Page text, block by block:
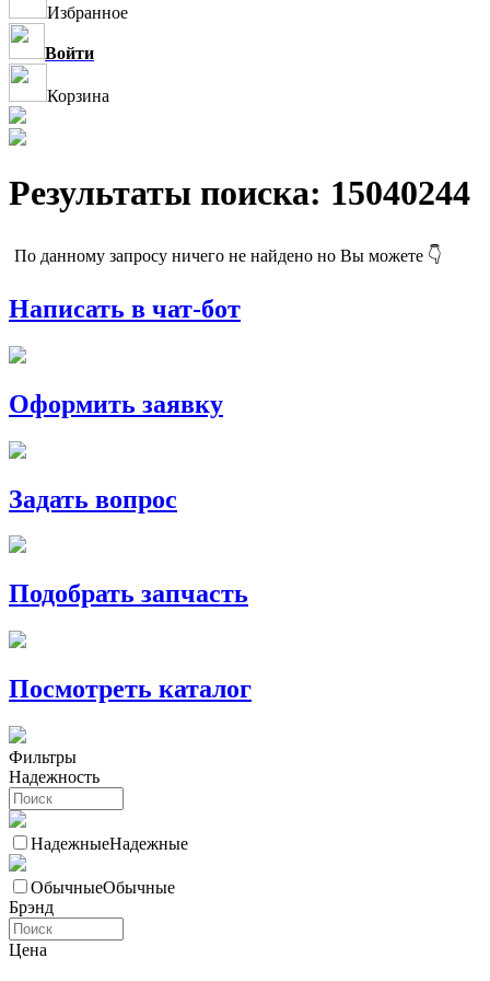
Избранное
Войти
Корзина
Результаты поиска: 15040244
По данному запросу ничего не найдено но Вы можете 👇
Написать в чат-бот
Оформить заявку
Задать вопрос
Подобрать запчасть
Посмотреть каталог
Фильтры
Надежность
НадежныеНадежные
ОбычныеОбычные
Брэнд
Цена